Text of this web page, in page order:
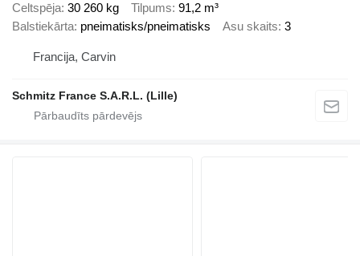
Celtspēja 30 260 kg Tilpums 91,2 m³
Balstiekārta pneimatisks/pneimatisks Asu skaits 3
Francija, Carvin
Schmitz France S.A.R.L. (Lille)